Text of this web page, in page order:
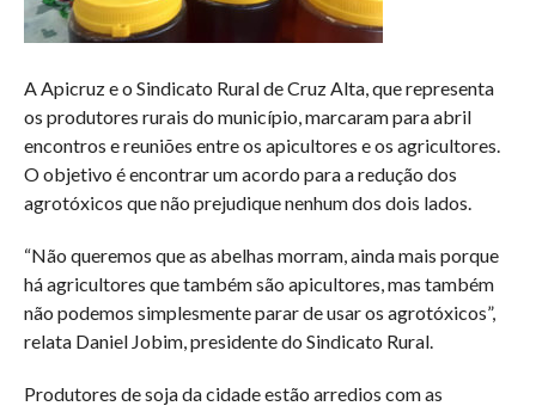
A Apicruz e o Sindicato Rural de Cruz Alta, que representa
os produtores rurais do município, marcaram para abril
encontros e reuniões entre os apicultores e os agricultores.
O objetivo é encontrar um acordo para a redução dos
agrotóxicos que não prejudique nenhum dos dois lados.
“Não queremos que as abelhas morram, ainda mais porque
há agricultores que também são apicultores, mas também
não podemos simplesmente parar de usar os agrotóxicos”,
relata Daniel Jobim, presidente do Sindicato Rural.
Produtores de soja da cidade estão arredios com as